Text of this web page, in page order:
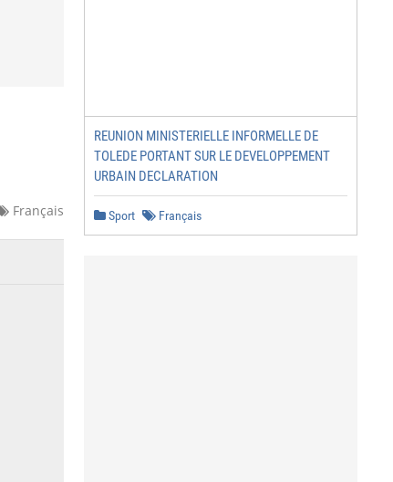
Français
REUNION MINISTERIELLE INFORMELLE DE
TOLEDE PORTANT SUR LE DEVELOPPEMENT
URBAIN DECLARATION
Sport Français